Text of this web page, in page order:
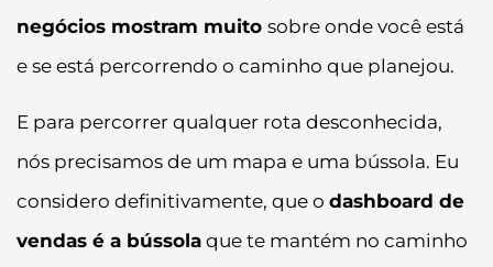
negócios mostram muito sobre onde você está
e se está percorrendo o caminho que planejou.
E para percorrer qualquer rota desconhecida,
nós precisamos de um mapa e uma bússola. Eu
considero definitivamente, que o dashboard de
vendas é a bússola que te mantém no caminho